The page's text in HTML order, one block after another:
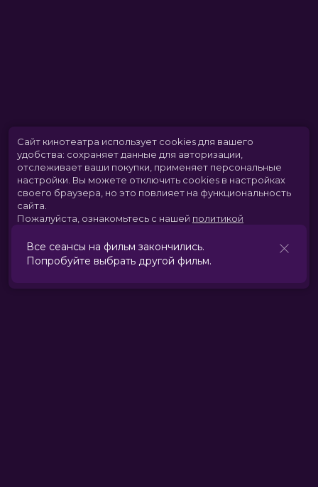
Все сеансы на фильм закончились.
Попробуйте выбрать другой фильм.
Сайт кинотеатра использует cookies для вашего
удобства: сохраняет данные для авторизации,
отслеживает ваши покупки, применяет персональные
настройки. Вы можете отключить cookies в настройках
своего браузера, но это повлияет на функциональность
сайта.
Пожалуйста, ознакомьтесь с нашей политикой
Принять